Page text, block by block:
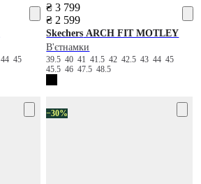
44 45
₴ 3 799
₴ 2 599
Skechers ARCH FIT MOTLEY
В'єтнамки
39.5404141.54242.5434445
45.54647.548.5
−30%